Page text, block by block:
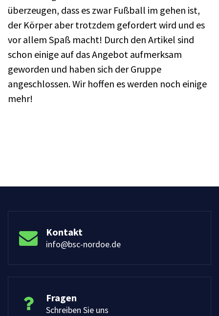
überzeugen, dass es zwar Fußball im gehen ist,
der Körper aber trotzdem gefordert wird und es
vor allem Spaß macht! Durch den Artikel sind
schon einige auf das Angebot aufmerksam
geworden und haben sich der Gruppe
angeschlossen. Wir hoffen es werden noch einige
mehr!
Kontakt
info@bsc-nordoe.de
Fragen
Schreiben Sie uns